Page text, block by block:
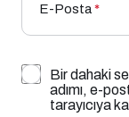
E-Posta*
Bir dahaki
adımı, e-
tarayıcıya